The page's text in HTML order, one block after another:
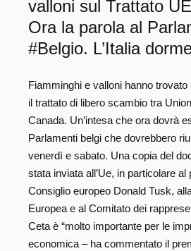
valloni sul Trattato
Ora la parola al
#Belgio. L’Italia
Fiamminghi e valloni hanno
il trattato di libero scambio tra
Canada. Un’intesa che ora dovrà
Parlamenti belgi che dovrebbero
venerdì e sabato. Una copia del
stata inviata all’Ue, in particolare al
Consiglio europeo Donald Tusk,
Europea e al Comitato dei
Ceta è “molto importante per le
economica – ha commentato il